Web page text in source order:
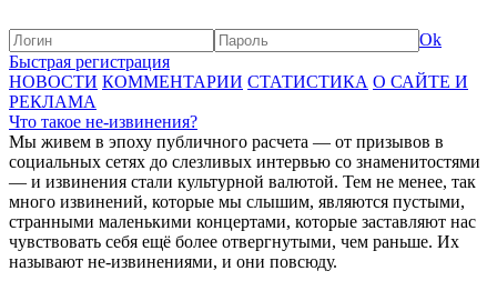
Ok
Быстрая регистрация
НОВОСТИ КОММЕНТАРИИ СТАТИСТИКА О САЙТЕ И
РЕКЛАМА
Что такое не-извинения?
Мы живем в эпоху публичного расчета — от призывов в
социальных сетях до слезливых интервью со знаменитостями
— и извинения стали культурной валютой. Тем не менее, так
много извинений, которые мы слышим, являются пустыми,
странными маленькими концертами, которые заставляют нас
чувствовать себя ещё более отвергнутыми, чем раньше. Их
называют не-извинениями, и они повсюду.